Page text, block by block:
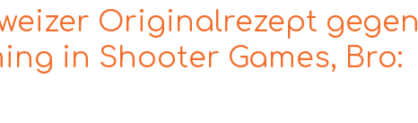
Originalrezept gegen
in Shooter Games, Bro: